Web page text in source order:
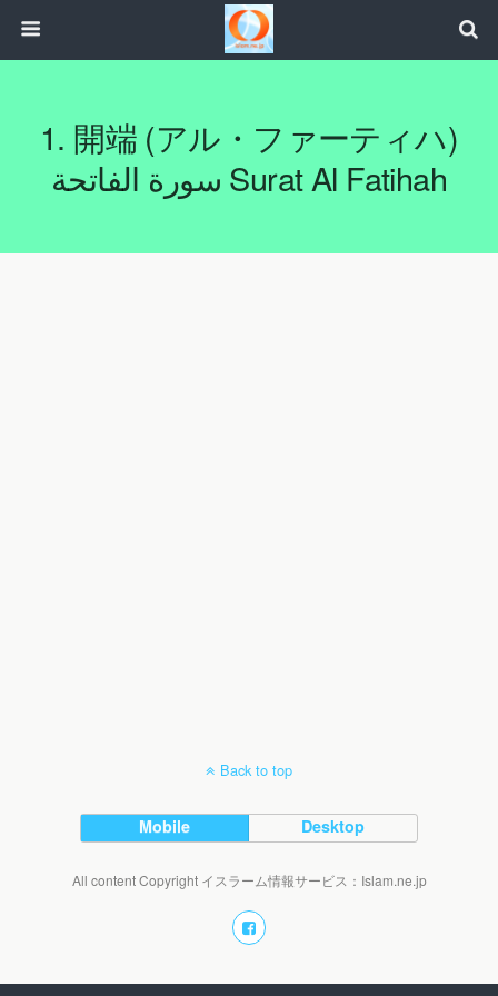
1. 開端 ‎(アル・ファーティハ)‎
سورة الفاتحة Surat Al Fatihah
Back to top
Mobile Desktop
All content Copyright イスラーム情報サービス：Islam.ne.jp